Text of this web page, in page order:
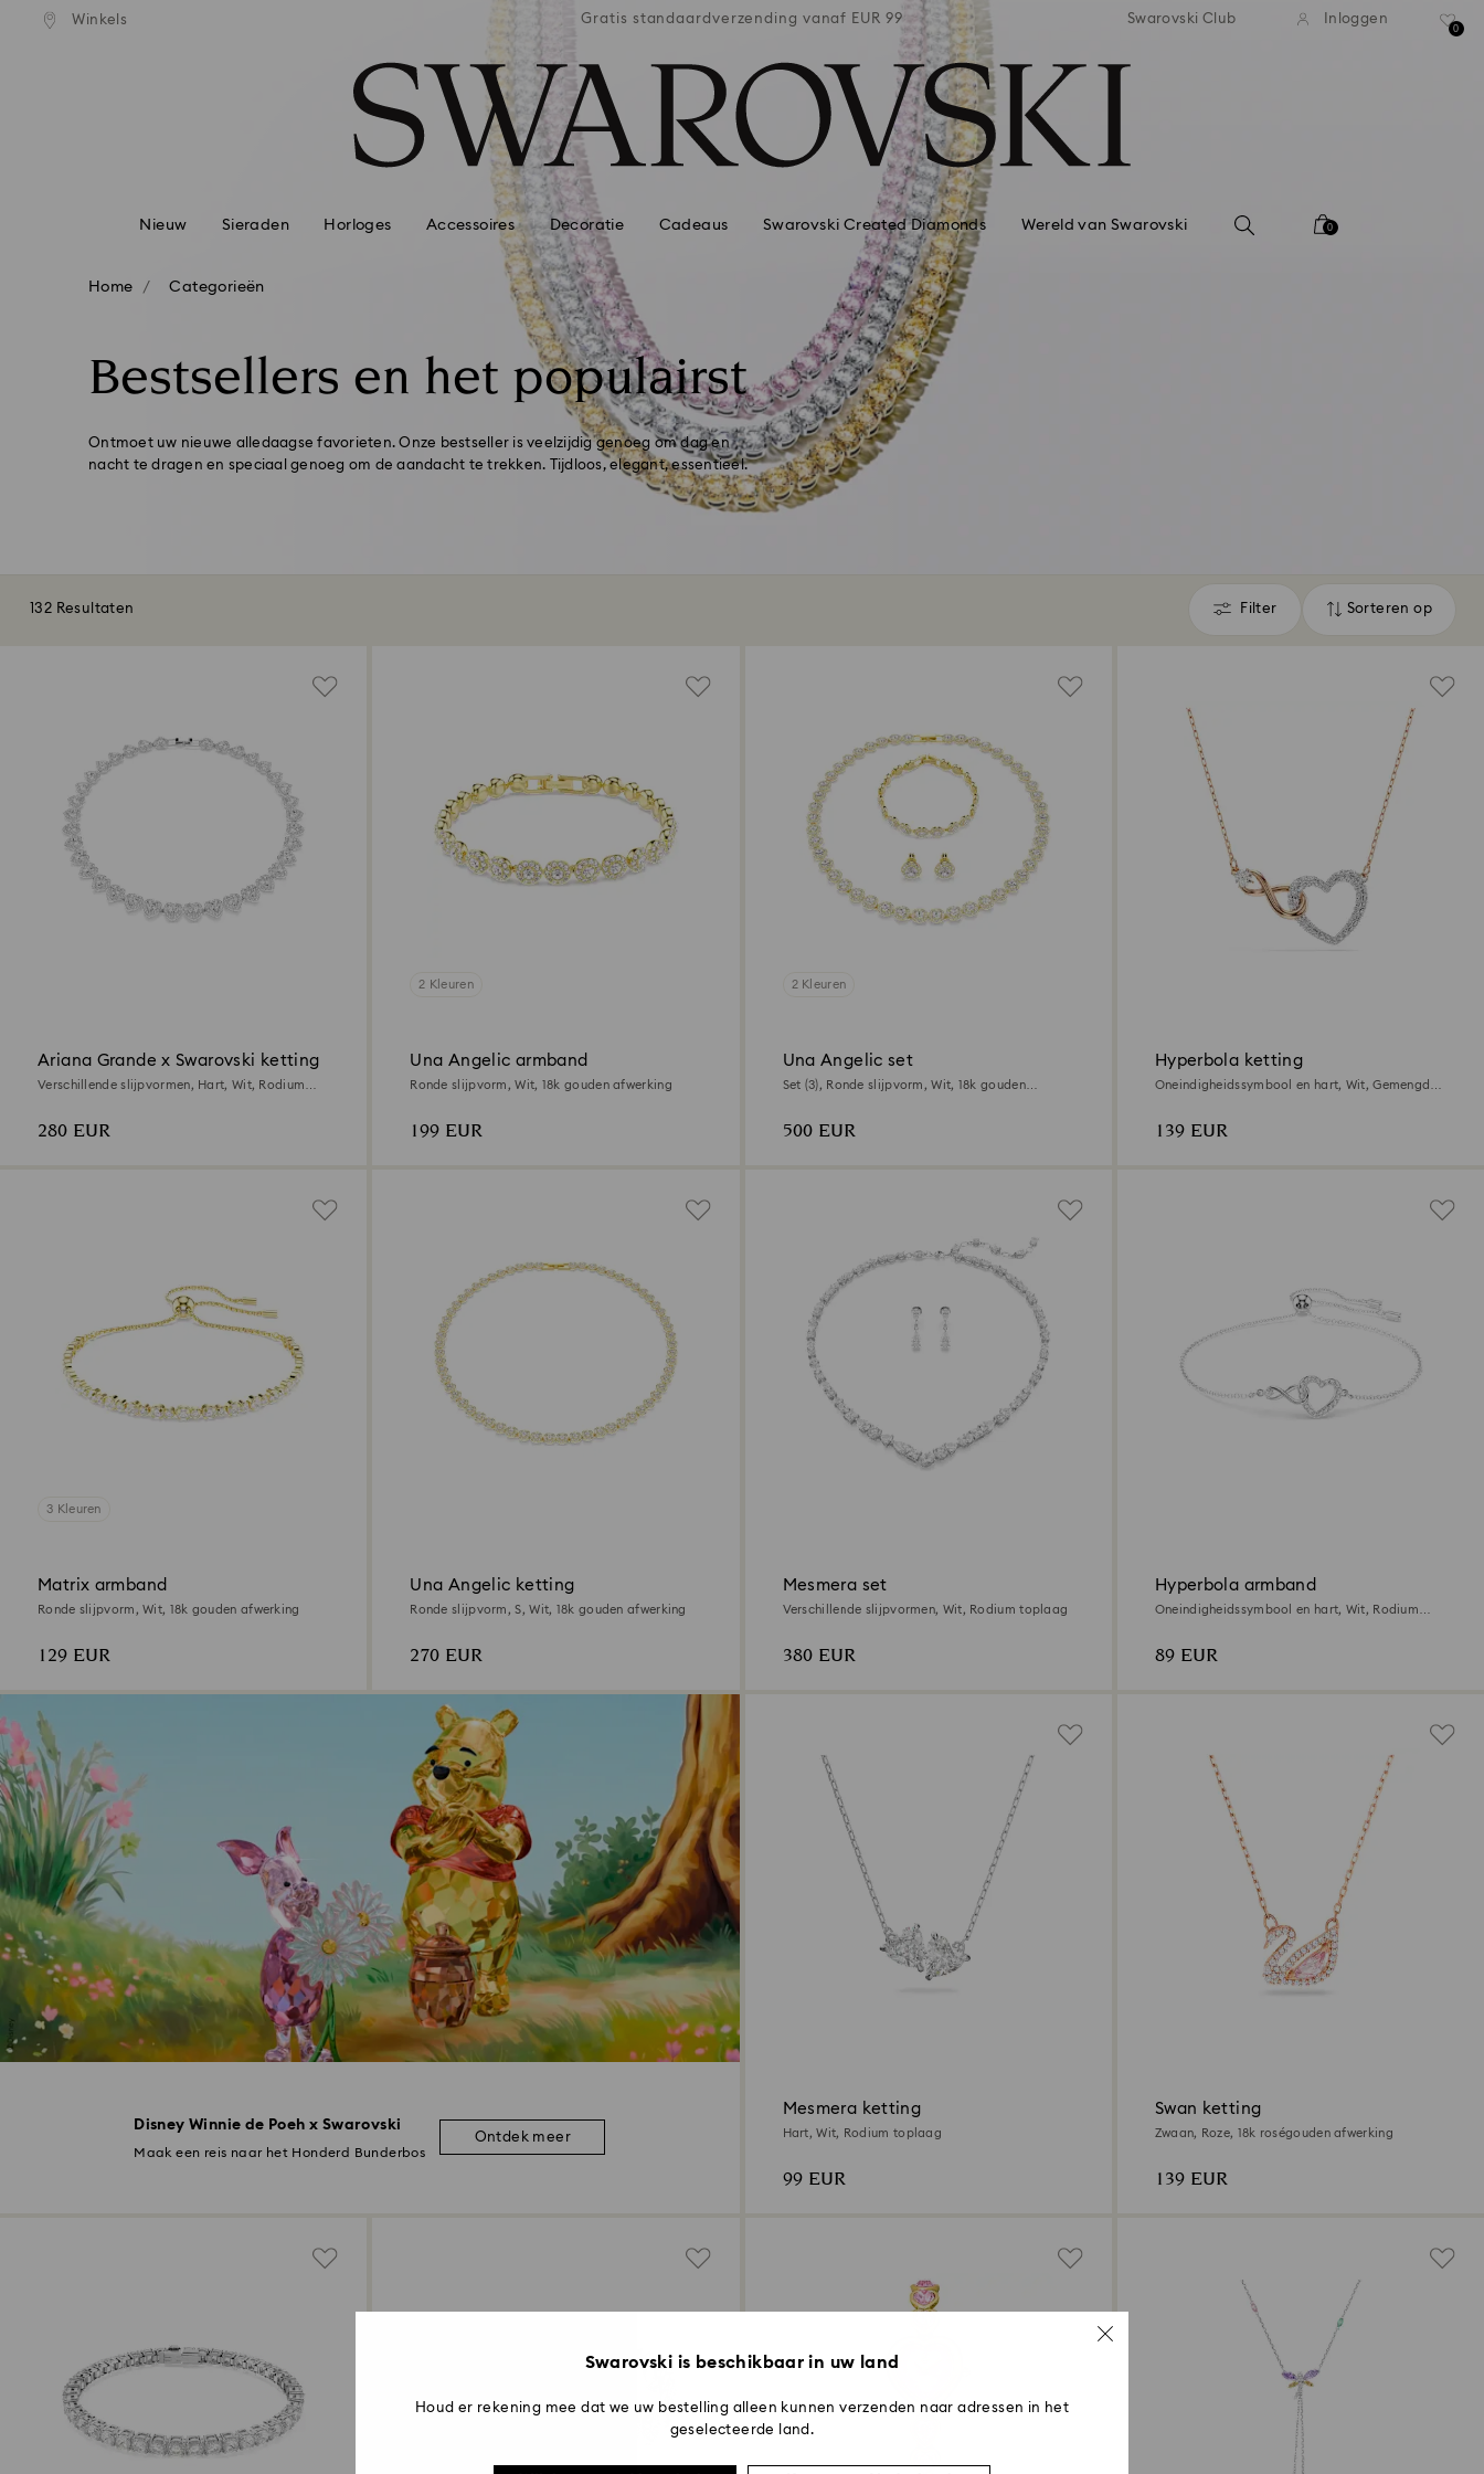
Lijst met toegangscodes
Winkels vanaf EUR 99 Gratis standaardverzending vanaf EUR 99 Gratis standaardverzending vanaf EUR 99 Gratis standaardverzending
Swarovski Club Inloggen
0
Nieuw Sieraden Horloges Accessoires Decoratie Cadeaus Swarovski Created Diamonds Wereld van Swarovski 0
Home Categorieën
Bestsellers en het populairst
Ontmoet uw nieuwe alledaagse favorieten. Onze bestseller is veelzijdig genoeg om dag en
nacht te dragen en speciaal genoeg om de aandacht te trekken. Tijdloos, elegant, essentieel.
132 Resultaten Filter
Filter Sorteren op
Sorteren
Disney Winnie de Poeh x Swarovski
Maak een reis naar het Honderd Bunderbos
Ontdek meer
Ariana Grande x Swarovski ketting
Verschillende slijpvormen, Hart, Wit, Rodium
280 EUR
2 Kleuren
Una Angelic armband
Ronde slijpvorm, Wit, ‎18k gouden afwerking
199 EUR
2 Kleuren
Una Angelic set
Set (3), Ronde slijpvorm, Wit, ‎18k gouden
500 EUR
Hyperbola ketting
Oneindigheidssymbool en hart, Wit, Gemengde
139 EUR
3 Kleuren
Matrix armband
Ronde slijpvorm, Wit, ‎18k gouden afwerking
129 EUR
Una Angelic ketting
Ronde slijpvorm, S, Wit, ‎18k gouden afwerking
270 EUR
Mesmera set
Verschillende slijpvormen, Wit, Rodium toplaag
380 EUR
Hyperbola armband
Oneindigheidssymbool en hart, Wit, Rodium
89 EUR
Mesmera ketting
Hart, Wit, Rodium toplaag
99 EUR
Swan ketting
Zwaan, Roze, 18k roségouden afwerking
139 EUR
Swarovski is beschikbaar in uw land
Houd er rekening mee dat we uw bestelling alleen kunnen verzenden naar adressen in het
geselecteerde land.